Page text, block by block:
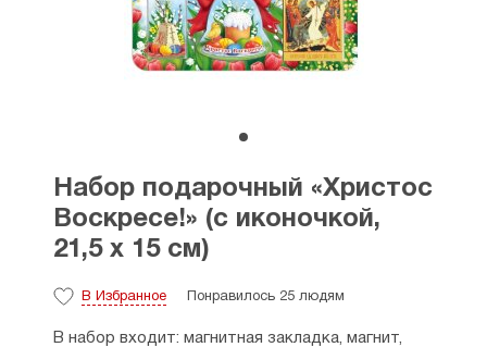
Набор подарочный «Христос
Воскресе!» (с иконочкой,
21,5 х 15 см)
В Избранное Понравилось 25 людям
В набор входит: магнитная закладка, магнит,